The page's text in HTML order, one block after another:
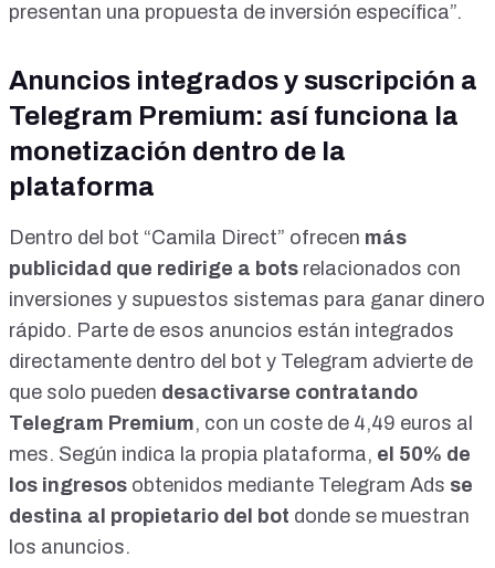
presentan una propuesta de inversión específica”.
Anuncios integrados y suscripción a
Telegram Premium: así funciona la
monetización dentro de la
plataforma
Dentro del bot “Camila Direct” ofrecen más
publicidad que redirige a bots relacionados con
inversiones y supuestos sistemas para ganar dinero
rápido. Parte de esos anuncios están integrados
directamente dentro del bot y Telegram advierte de
que solo pueden desactivarse contratando
Telegram Premium, con un coste de 4,49 euros al
mes. Según indica la propia plataforma, el 50% de
los ingresos obtenidos mediante Telegram Ads se
destina al propietario del bot donde se muestran
los anuncios.